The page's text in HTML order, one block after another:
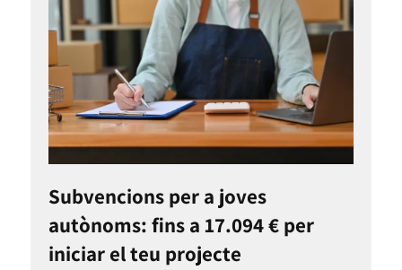
Subvencions per a joves
autònoms: fins a 17.094 € per
iniciar el teu projecte